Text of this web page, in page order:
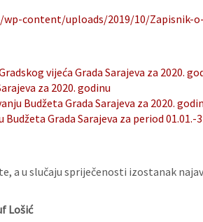
content/uploads/2019/10/Zapisnik-
vijeća Grada Sarajeva za 2020.
za 2020. godinu
Budžeta Grada Sarajeva za 2020.
Grada Sarajeva za period 01.01.-
a u slučaju spriječenosti izostanak
Lošić